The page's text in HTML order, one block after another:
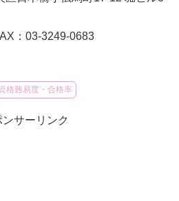
：03-3249-0683
格難易度・合格率
ンサーリンク